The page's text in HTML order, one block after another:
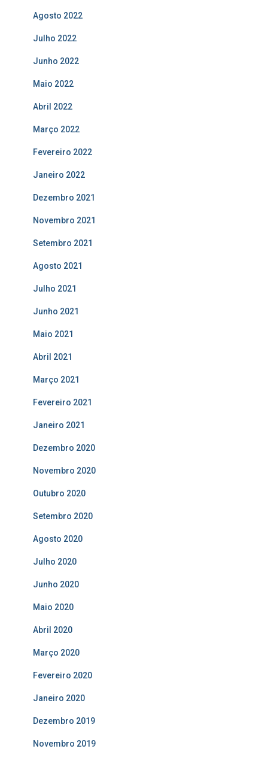
Agosto 2022
Julho 2022
Junho 2022
Maio 2022
Abril 2022
Março 2022
Fevereiro 2022
Janeiro 2022
Dezembro 2021
Novembro 2021
Setembro 2021
Agosto 2021
Julho 2021
Junho 2021
Maio 2021
Abril 2021
Março 2021
Fevereiro 2021
Janeiro 2021
Dezembro 2020
Novembro 2020
Outubro 2020
Setembro 2020
Agosto 2020
Julho 2020
Junho 2020
Maio 2020
Abril 2020
Março 2020
Fevereiro 2020
Janeiro 2020
Dezembro 2019
Novembro 2019